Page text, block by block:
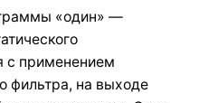
«один» —
с применением
фильтра, на выходе